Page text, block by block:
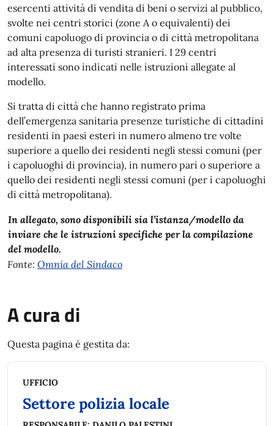
esercenti attività di vendita di beni o servizi al pubblico,
svolte nei centri storici (zone A o equivalenti) dei
comuni capoluogo di provincia o di città metropolitana
ad alta presenza di turisti stranieri. I 29 centri
interessati sono indicati nelle istruzioni allegate al
modello.
Si tratta di città che hanno registrato prima
dell’emergenza sanitaria presenze turistiche di cittadini
residenti in paesi esteri in numero almeno tre volte
superiore a quello dei residenti negli stessi comuni (per
i capoluoghi di provincia), in numero pari o superiore a
quello dei residenti negli stessi comuni (per i capoluoghi
di città metropolitana).
In allegato, sono disponibili sia l’istanza/modello da
inviare che le istruzioni specifiche per la compilazione
del modello.
Fonte: Omnia del Sindaco
A cura di
Questa pagina è gestita da:
UFFICIO
Settore polizia locale